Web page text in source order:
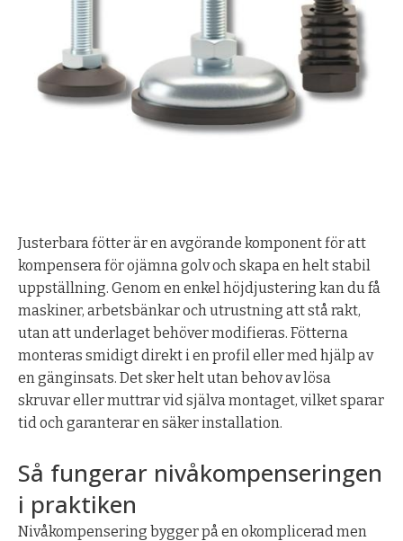
Justerbara fötter är en avgörande komponent för att
kompensera för ojämna golv och skapa en helt stabil
uppställning. Genom en enkel höjdjustering kan du få
maskiner, arbetsbänkar och utrustning att stå rakt,
utan att underlaget behöver modifieras. Fötterna
monteras smidigt direkt i en profil eller med hjälp av
en gänginsats. Det sker helt utan behov av lösa
skruvar eller muttrar vid själva montaget, vilket sparar
tid och garanterar en säker installation.
Så fungerar nivåkompenseringen
i praktiken
Nivåkompensering bygger på en okomplicerad men